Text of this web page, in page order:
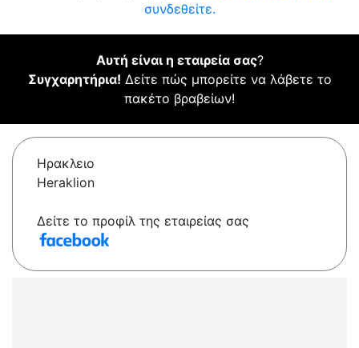
συνδεθείτε.
Αυτή είναι η εταιρεία σας?
Συγχαρητήρια! Δείτε πώς μπορείτε να λάβετε το
πακέτο βραβείων!
Ηρακλειο
Heraklion
Δείτε το προφίλ της εταιρείας σας